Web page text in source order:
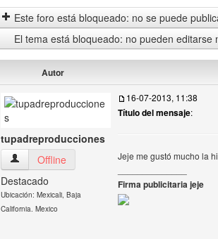
Este foro está bloqueado: no se puede
El tema está bloqueado: no pueden editarse
Autor
tupadreproducciones
tupadreproducciones Ver perfil del usuario
Offline
Destacado
Ubicación: Mexicali, Baja
California. Mexico
16-07-2013, 11:38
Título del mensaje:
Jeje me gustó mucho la
Firma publicitaria jeje